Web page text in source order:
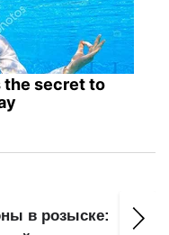
the secret to
кодом: новые